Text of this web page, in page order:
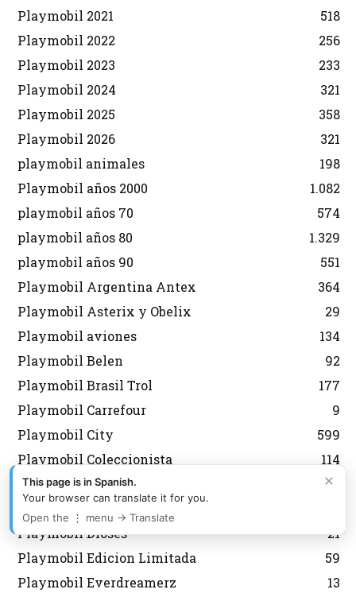
Playmobil 2021
518
Playmobil 2022
256
Playmobil 2023
233
Playmobil 2024
321
Playmobil 2025
358
Playmobil 2026
321
playmobil animales
198
Playmobil años 2000
1.082
playmobil años 70
574
playmobil años 80
1.329
playmobil años 90
551
Playmobil Argentina Antex
364
Playmobil Asterix y Obelix
29
Playmobil aviones
134
Playmobil Belen
92
Playmobil Brasil Trol
177
Playmobil Carrefour
9
Playmobil City
599
Playmobil Coleccionista
114
Playmobil Color
28
Playmobil Country
Playmobil Dioses
21
Playmobil Edicion Limitada
59
Playmobil Everdreamerz
13
×
This page is in Spanish.
Your browser can translate it for you.
Open the ⋮ menu → Translate